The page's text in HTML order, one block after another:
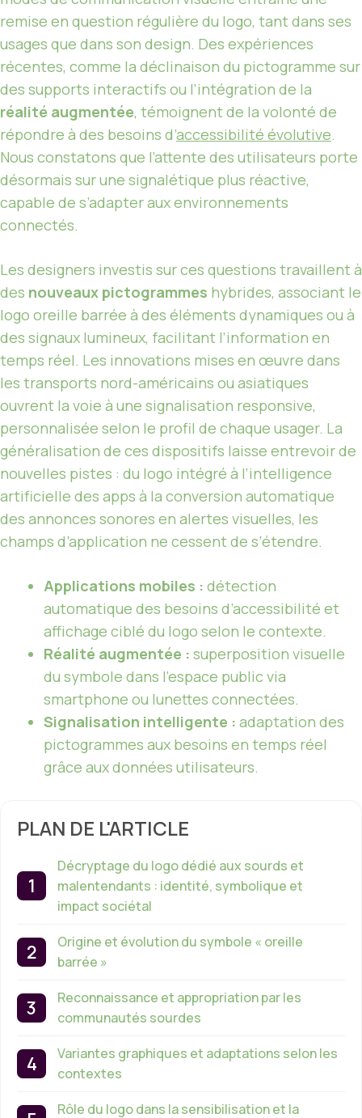
remise en question régulière du logo, tant dans ses
usages que dans son design. Des expériences
récentes, comme la déclinaison du pictogramme sur
des supports interactifs ou l’intégration de la
réalité augmentée, témoignent de la volonté de
répondre à des besoins d’accessibilité évolutive.
Nous constatons que l’attente des utilisateurs porte
désormais sur une signalétique plus réactive,
capable de s’adapter aux environnements
connectés.
Les designers investis sur ces questions travaillent à
des nouveaux pictogrammes hybrides, associant le
logo oreille barrée à des éléments dynamiques ou à
des signaux lumineux, facilitant l’information en
temps réel. Les innovations mises en œuvre dans
les transports nord-américains ou asiatiques
ouvrent la voie à une signalisation responsive,
personnalisée selon le profil de chaque usager. La
généralisation de ces dispositifs laisse entrevoir de
nouvelles pistes : du logo intégré à l’intelligence
artificielle des apps à la conversion automatique
des annonces sonores en alertes visuelles, les
champs d’application ne cessent de s’étendre.
Applications mobiles : détection
automatique des besoins d’accessibilité et
affichage ciblé du logo selon le contexte.
Réalité augmentée : superposition visuelle
du symbole dans l’espace public via
smartphone ou lunettes connectées.
Signalisation intelligente : adaptation des
pictogrammes aux besoins en temps réel
grâce aux données utilisateurs.
PLAN DE L'ARTICLE
Décryptage du logo dédié aux sourds et
malentendants : identité, symbolique et
impact sociétal
Origine et évolution du symbole « oreille
barrée »
Reconnaissance et appropriation par les
communautés sourdes
Variantes graphiques et adaptations selon les
contextes
Rôle du logo dans la sensibilisation et la